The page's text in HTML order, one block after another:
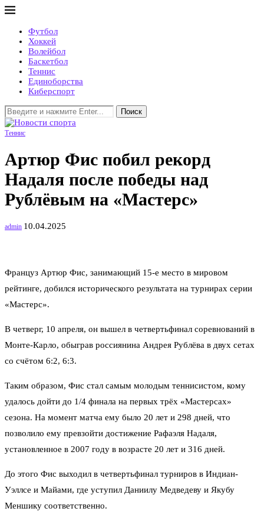
Футбол
Хоккей
Волейбол
Баскетбол
Теннис
Единоборства
Киберспорт
Поиск
Теннис
Артюр Фис побил рекорд
Надаля после победы над
Рублёвым на «Мастерс»
admin 10.04.2025
Француз Артюр Фис, занимающий 15-е место в мировом
рейтинге, добился исторического результата на турнирах серии
«Мастерс».
В четверг, 10 апреля, он вышел в четвертьфинал соревнований в
Монте-Карло, обыграв россиянина Андрея Рублёва в двух сетах
со счётом 6:2, 6:3.
Таким образом, Фис стал самым молодым теннисистом, кому
удалось дойти до 1/4 финала на первых трёх «Мастерсах»
сезона. На момент матча ему было 20 лет и 298 дней, что
позволило ему превзойти достижение Рафаэля Надаля,
установленное в 2007 году в возрасте 20 лет и 316 дней.
До этого Фис выходил в четвертьфинал турниров в Индиан-
Уэллсе и Майами, где уступил Даниилу Медведеву и Якубу
Меншику соответственно.